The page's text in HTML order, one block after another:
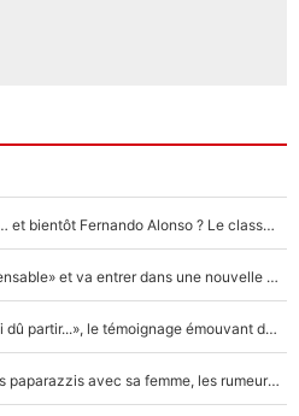
Max Verstappen, Lewis Hamilton… et bientôt Fernando Alonso ? Le classement des pilotes les mieux payés en Formule 1 risque de changer !
F1 - Alpine signe un accord «impensable» et va entrer dans une nouvelle dimension : Grande nouvelle pour Pierre Gasly !
F1 : « Je lui ai fait un câlin, puis j’ai dû partir...», le témoignage émouvant de Max Verstappen sur sa fille
F1 : Charles Leclerc surpris par les paparazzis avec sa femme, les rumeurs étaient vraies !